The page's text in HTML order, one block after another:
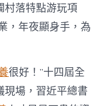
注
進
人
水
甜
心
村落特點游玩項
，年夜顯身手，為
很好！”十四屆全
現場，習近平總書